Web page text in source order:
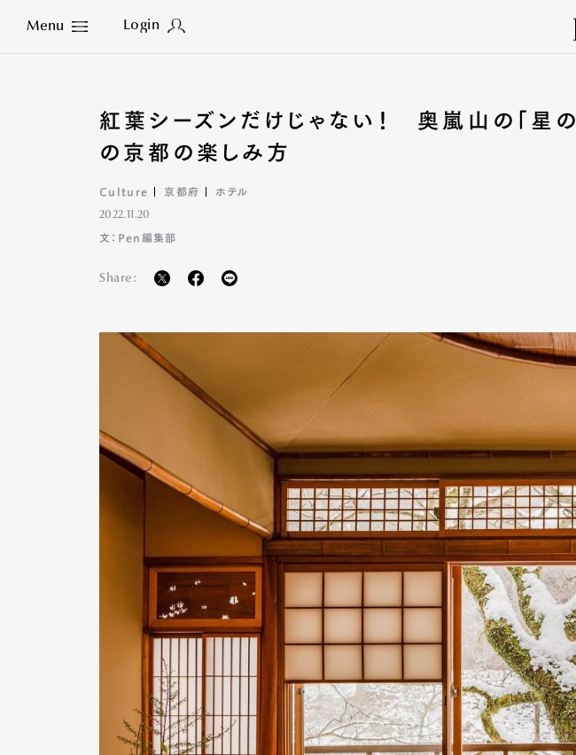
Menu Login
Close
紅葉シーズンだけじゃない！ 奥嵐山の「星の
の京都の楽しみ方
Culture 京都府 ホテル
2022.11.20
文：Pen編集部
Share: